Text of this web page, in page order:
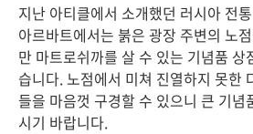
지난 아티클에서 소개했던 러시아 전
아르바트에서는 붉은 광장 주변의 노
만 마트로쉬까를 살 수 있는 기념품 상
습니다. 노점에서 미쳐 진열하지 못한
들을 마음껏 구경할 수 있으니 큰 기념
시기 바랍니다.